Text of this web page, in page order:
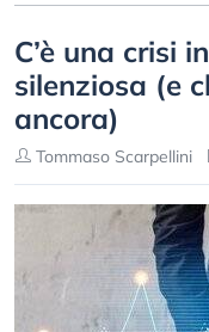
C’è una crisi
silenziosa (e
ancora)
Tommaso Scarpellini